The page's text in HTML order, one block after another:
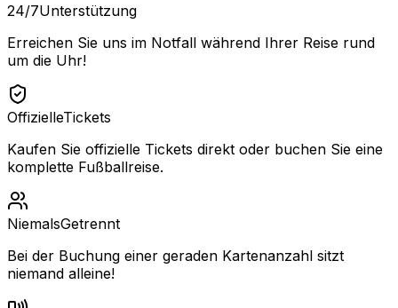
24/7Unterstützung
Erreichen Sie uns im Notfall während Ihrer Reise rund
um die Uhr!
OffizielleTickets
Kaufen Sie offizielle Tickets direkt oder buchen Sie eine
komplette Fußballreise.
NiemalsGetrennt
Bei der Buchung einer geraden Kartenanzahl sitzt
niemand alleine!